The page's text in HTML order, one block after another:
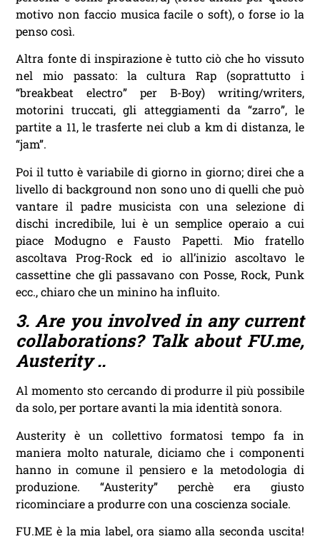
motivo non faccio musica facile o soft), o forse io la
penso così.
Altra fonte di inspirazione è tutto ciò che ho vissuto
nel mio passato: la cultura Rap (soprattutto i
“breakbeat electro” per B-Boy) writing/writers,
motorini truccati, gli atteggiamenti da “zarro”, le
partite a 11, le trasferte nei club a km di distanza, le
“jam”.
Poi il tutto è variabile di giorno in giorno; direi che a
livello di background non sono uno di quelli che può
vantare il padre musicista con una selezione di
dischi incredibile, lui è un semplice operaio a cui
piace Modugno e Fausto Papetti. Mio fratello
ascoltava Prog-Rock ed io all’inizio ascoltavo le
cassettine che gli passavano con Posse, Rock, Punk
ecc., chiaro che un minino ha influito.
3. Are you involved in any current
collaborations? Talk about FU.me,
Austerity ..
Al momento sto cercando di produrre il più possibile
da solo, per portare avanti la mia identità sonora.
Austerity è un collettivo formatosi tempo fa in
maniera molto naturale, diciamo che i componenti
hanno in comune il pensiero e la metodologia di
produzione. “Austerity” perchè era giusto
ricominciare a produrre con una coscienza sociale.
FU.ME è la mia label, ora siamo alla seconda uscita!